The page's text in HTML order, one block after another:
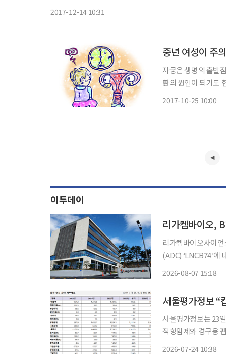
2017-12-14 10:31
중년 여성이 주
자궁은 생명의 출발
환의 원인이 되기도
2017-10-25 10:00
이투데이
리가켐바이오,
리가켐바이오사이
(ADC) ‘LNCB74’에
2026-08-07 15:18
서울평가정보는 23
적항암제와 경구용
2026-07-24 10:38